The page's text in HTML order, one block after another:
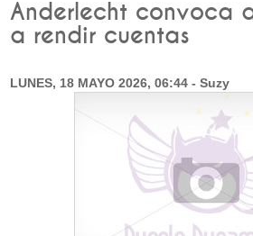
Anderlecht convoca
a rendir cuentas
LUNES, 18 MAYO 2026, 06:44 - Suzy